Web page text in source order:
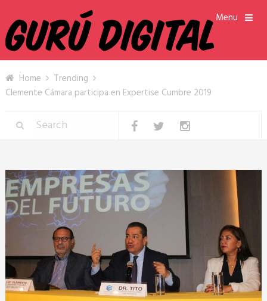
Menu
Home
Trending
Clemente Cámara participa en Expertise Cumbre 2019